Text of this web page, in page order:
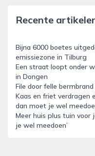
Recente
Bijna 6000 boetes
emissiezone in Tilburg
Een straat loopt onder
in Dongen
File door felle
Kaas en friet verdragen
dan moet je wel
Meer huis plus tuin voor
je wel meedoen’